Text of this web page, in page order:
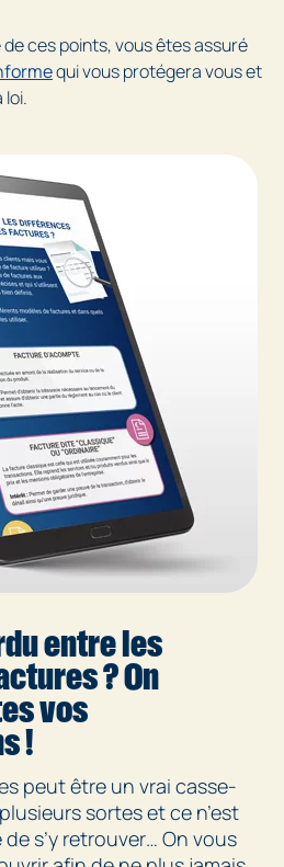
de ces points, vous êtes assuré
qui vous protégera vous et
loi.
entre les
? On
vos
!
peut être un vrai casse-
sortes et ce n’est
s’y retrouver… On vous